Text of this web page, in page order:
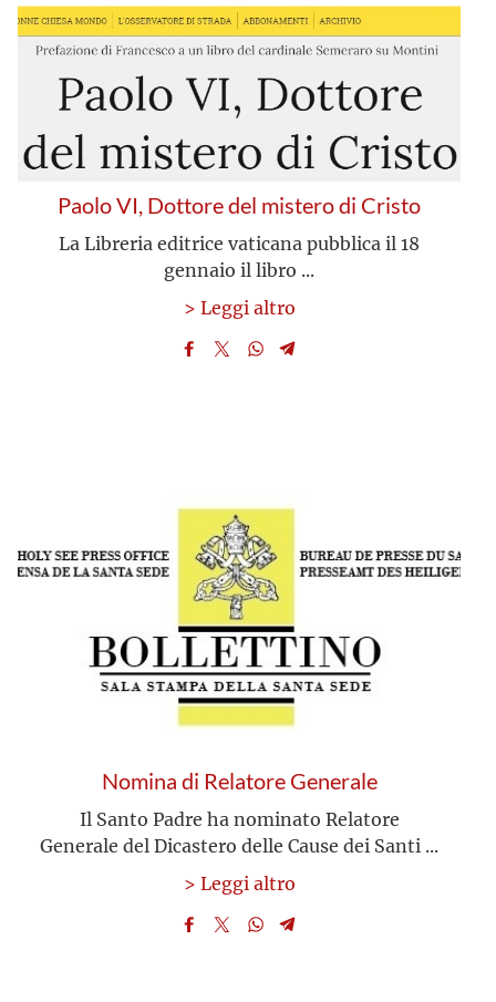
Paolo VI, Dottore del mistero di Cristo
La Libreria editrice vaticana pubblica il 18
gennaio il libro ...
> Leggi altro
Nomina di Relatore Generale
Il Santo Padre ha nominato Relatore
Generale del Dicastero delle Cause dei Santi ...
> Leggi altro